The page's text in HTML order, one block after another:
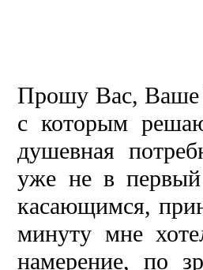
Прошу Вас, Ваше
с которым
душевная
уже не в первый
касающимся,
минуту мне
намерение, по